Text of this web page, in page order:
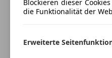
3830 Waidhofen, AT
Günther Meltzer
Blockieren dieser
die Funktionalität der
Erweiterte